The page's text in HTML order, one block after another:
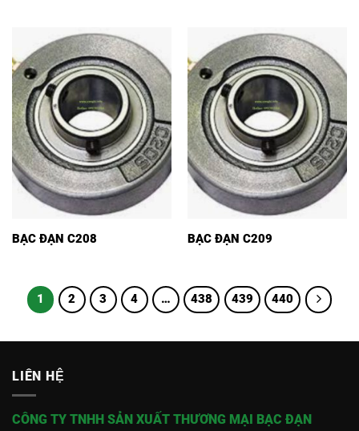
BẠC ĐẠN C208 BẠC ĐẠN C209
1 2 3 4 … 438 439 440
LIÊN HỆ
CÔNG TY TNHH SẢN XUẤT THƯƠNG MẠI BẠC ĐẠN